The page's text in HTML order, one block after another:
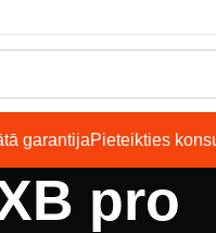
garantijaPieteikties
pro